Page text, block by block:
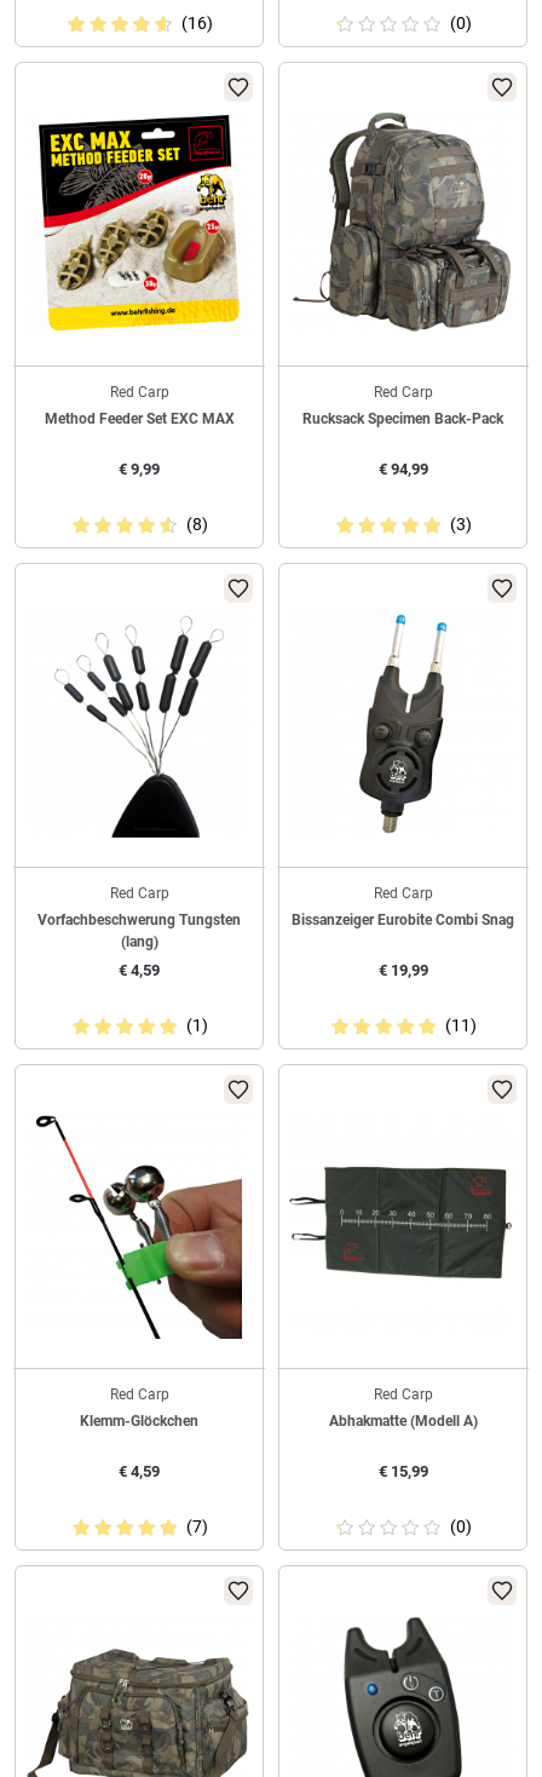
(16) (0)
Red Carp
Method Feeder Set EXC MAX
€ 9,99
(8)
Red Carp
Rucksack Specimen Back-Pack
€94,99
(3)
Red Carp
Vorfachbeschwerung Tungsten
(lang)
€ 4,59
(1)
Red Carp
Bissanzeiger Eurobite Combi Snag
€19,99
(11)
Red Carp
Klemm-Glöckchen
€ 4,59
(7)
Red Carp
Abhakmatte (Modell A)
€15,99
(0)